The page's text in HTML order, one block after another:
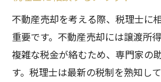
不動産売却を考える際、税理士に
重要です。不動産売却には譲渡所
複雑な税金が絡むため、専門家の
す。税理士は最新の税制を熟知し